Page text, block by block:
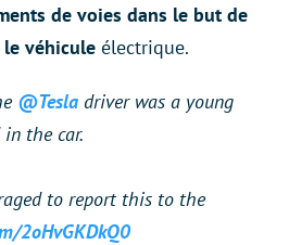
de voies dans le but de
véhicule électrique.
@Tesla driver was a young
the car.
to report this to the
2oHvGKDkQ0